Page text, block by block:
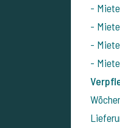
-
-
-
-